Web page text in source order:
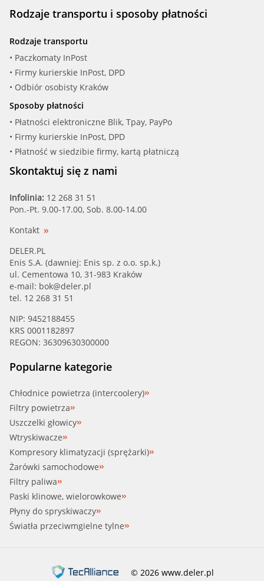
Rodzaje transportu i sposoby płatności
Rodzaje transportu
• Paczkomaty InPost
• Firmy kurierskie InPost, DPD
• Odbiór osobisty Kraków
Sposoby płatności
• Płatności elektroniczne Blik, Tpay, PayPo
• Firmy kurierskie InPost, DPD
• Płatność w siedzibie firmy, kartą płatniczą
Skontaktuj się z nami
Infolinia: 12 268 31 51
Pon.-Pt. 9.00-17.00, Sob. 8.00-14.00
Kontakt
DELER.PL
Enis S.A. (dawniej: Enis sp. z o.o. sp.k.)
ul. Cementowa 10, 31-983 Kraków
e-mail: bok@deler.pl
tel. 12 268 31 51
NIP: 9452188455
KRS 0001182897
REGON: 36309630300000
Popularne kategorie
Chłodnice powietrza (intercoolery)
Filtry powietrza
Uszczelki głowicy
Wtryskiwacze
Kompresory klimatyzacji (sprężarki)
Żarówki samochodowe
Filtry paliwa
Paski klinowe, wielorowkowe
Płyny do spryskiwaczy
Światła przeciwmgielne tylne
© 2026 www.deler.pl